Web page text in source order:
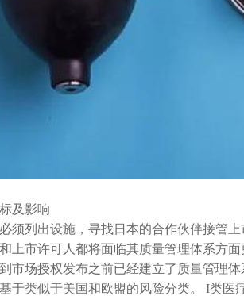
及影响
须列出设施，寻找日本的合作伙伴接管
上市许可人都将面临其质量管理体系方
市场授权发布之前已经建立了质量管理体
于类似于美国和欧盟的风险分类。 I类